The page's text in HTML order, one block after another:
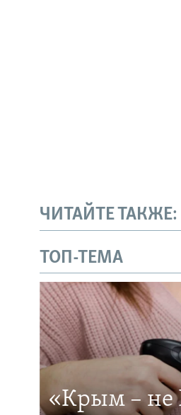
ЧИТАЙТЕ ТАКЖЕ:
ТОП-ТЕМА
«Крым – не